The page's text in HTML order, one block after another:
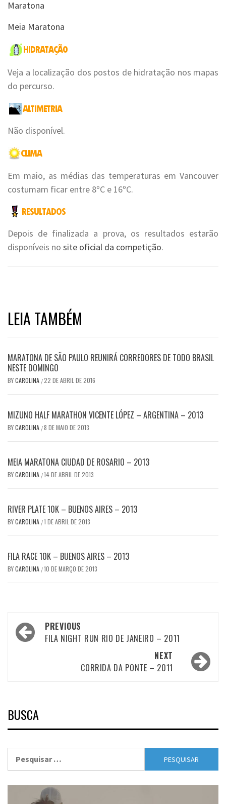
Maratona
Meia Maratona
Veja a localização dos postos de hidratação nos mapas
do percurso.
Não disponível.
Em maio, as médias das temperaturas em Vancouver
costumam ficar entre 8ºC e 16ºC.
Depois de finalizada a prova, os resultados estarão
disponíveis no site oficial da competição.
LEIA TAMBÉM
MARATONA DE SÃO PAULO REUNIRÁ CORREDORES DE TODO BRASIL
NESTE DOMINGO
BYCAROLINA /22 DE ABRIL DE 2016
MIZUNO HALF MARATHON VICENTE LÓPEZ – ARGENTINA – 2013
BYCAROLINA /8 DE MAIO DE 2013
MEIA MARATONA CIUDAD DE ROSARIO – 2013
BYCAROLINA /14 DE ABRIL DE 2013
RIVER PLATE 10K – BUENOS AIRES – 2013
BYCAROLINA /1 DE ABRIL DE 2013
FILA RACE 10K – BUENOS AIRES – 2013
BYCAROLINA /10 DE MARÇO DE 2013
Post
navigation
PREVIOUS
FILA NIGHT RUN RIO DE JANEIRO – 2011
NEXT
CORRIDA DA PONTE – 2011
BUSCA